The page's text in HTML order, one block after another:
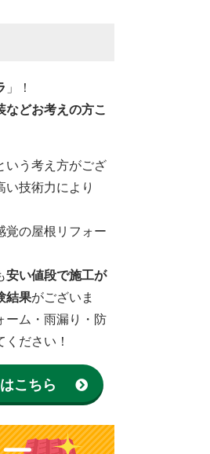
」！
どお考えの方こ
いう考え方がござ
い技術力により
覚の屋根リフォー
安い値段で施工が
結果がございま
ーム・雨漏り・防
ださい！
こちら